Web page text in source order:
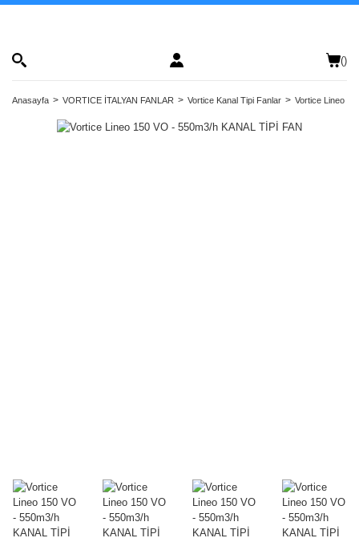
()
Anasayfa VORTICE İTALYAN FANLAR Vortice Kanal Tipi Fanlar Vortice Lineo